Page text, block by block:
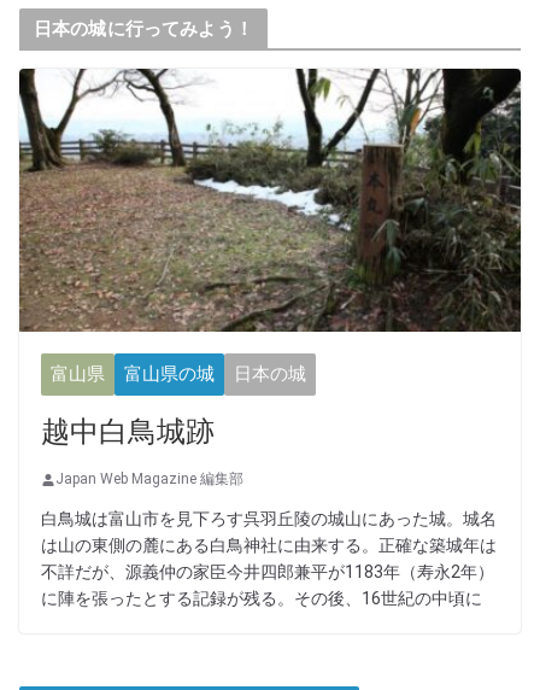
日本の城に行ってみよう！
富山県 富山県の城 日本の城
越中白鳥城跡
Japan Web Magazine 編集部
白鳥城は富山市を見下ろす呉羽丘陵の城山にあった城。城名
は山の東側の麓にある白鳥神社に由来する。正確な築城年は
不詳だが、源義仲の家臣今井四郎兼平が1183年（寿永2年）
に陣を張ったとする記録が残る。その後、16世紀の中頃に